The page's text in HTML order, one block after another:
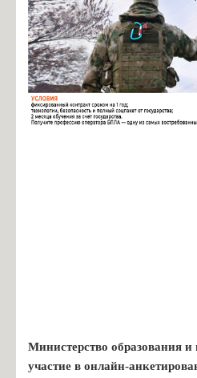
Министерство образования
участие в онлайн-